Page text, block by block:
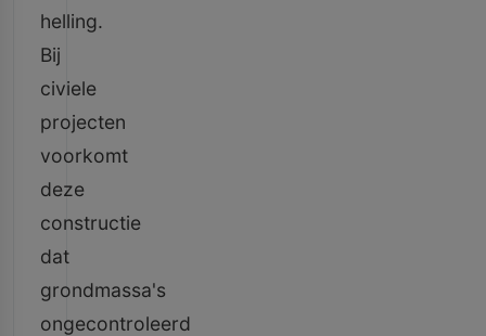
helling.
Bij
civiele
projecten
voorkomt
deze
constructie
dat
grondmassa's
ongecontroleerd